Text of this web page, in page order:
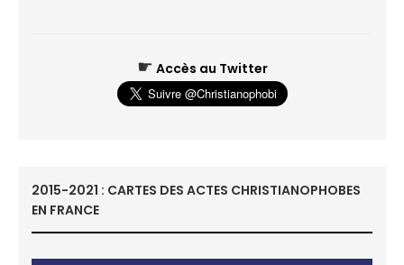
☛ Accès au Twitter
2015-2021 : CARTES DES ACTES CHRISTIANOPHOBES
EN FRANCE